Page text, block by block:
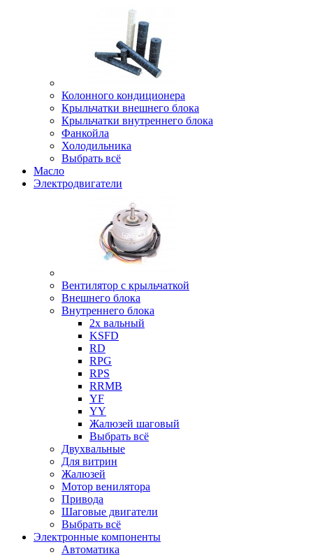
Колонного кондиционера
Крыльчатки внешнего блока
Крыльчатки внутреннего блока
Фанкойла
Холодильника
Выбрать всё
Масло
Электродвигатели
Вентилятор с крыльчаткой
Внешнего блока
Внутреннего блока
2х вальный
KSFD
RD
RPG
RPS
RRMB
YF
YY
Жалюзей шаговый
Выбрать всё
Двухвальные
Для витрин
Жалюзей
Мотор венилятора
Привода
Шаговые двигатели
Выбрать всё
Электронные компоненты
Автоматика